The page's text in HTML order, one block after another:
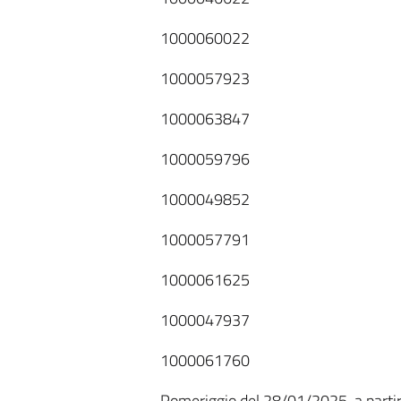
1000060022
1000057923
1000063847
1000059796
1000049852
1000057791
1000061625
1000047937
1000061760